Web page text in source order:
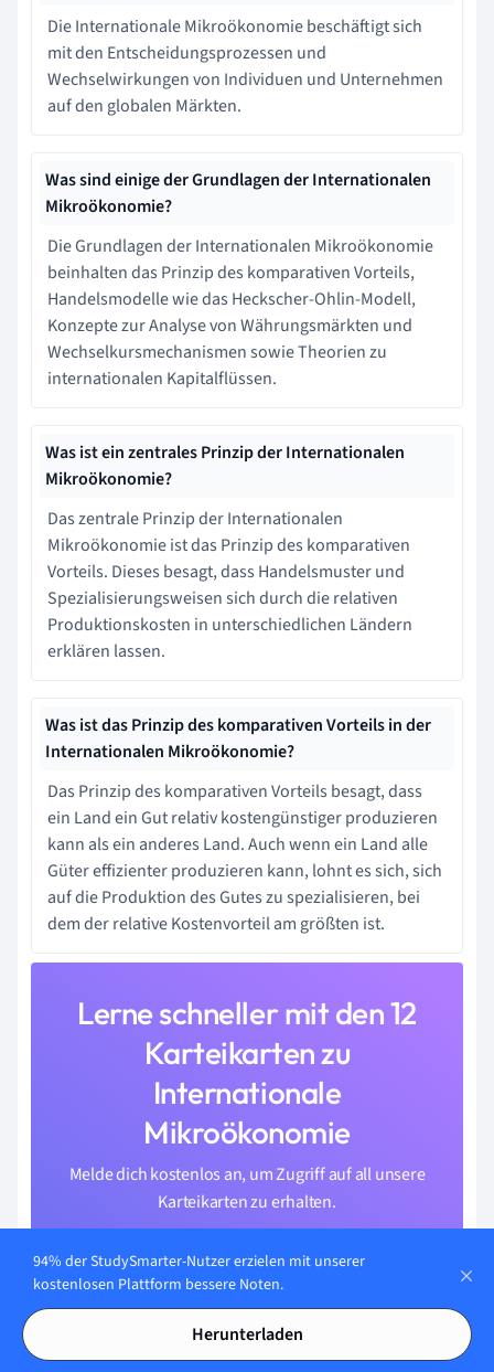
Die Internationale Mikroökonomie beschäftigt sich
mit den Entscheidungsprozessen und
Wechselwirkungen von Individuen und Unternehmen
auf den globalen Märkten.
Was sind einige der Grundlagen der Internationalen
Mikroökonomie?
Die Grundlagen der Internationalen Mikroökonomie
beinhalten das Prinzip des komparativen Vorteils,
Handelsmodelle wie das Heckscher-Ohlin-Modell,
Konzepte zur Analyse von Währungsmärkten und
Wechselkursmechanismen sowie Theorien zu
internationalen Kapitalflüssen.
Was ist ein zentrales Prinzip der Internationalen
Mikroökonomie?
Das zentrale Prinzip der Internationalen
Mikroökonomie ist das Prinzip des komparativen
Vorteils. Dieses besagt, dass Handelsmuster und
Spezialisierungsweisen sich durch die relativen
Produktionskosten in unterschiedlichen Ländern
erklären lassen.
Was ist das Prinzip des komparativen Vorteils in der
Internationalen Mikroökonomie?
Das Prinzip des komparativen Vorteils besagt, dass
ein Land ein Gut relativ kostengünstiger produzieren
kann als ein anderes Land. Auch wenn ein Land alle
Güter effizienter produzieren kann, lohnt es sich, sich
auf die Produktion des Gutes zu spezialisieren, bei
dem der relative Kostenvorteil am größten ist.
Lerne schneller mit den 12
Karteikarten zu
Internationale
Mikroökonomie
Melde dich kostenlos an, um Zugriff auf all unsere
Karteikarten zu erhalten.
94% der StudySmarter-Nutzer erzielen mit unserer
kostenlosen Plattform bessere Noten.
Herunterladen